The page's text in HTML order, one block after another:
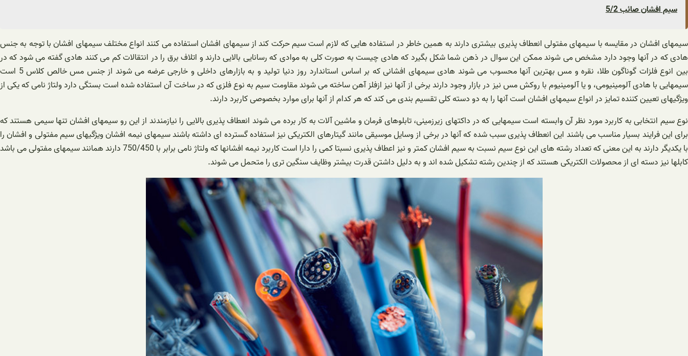
سیم افشان صائب 5/2
سیمهای افشان در مقایسه با سیمهای مفتولی انعطاف پذیری بیشتری دارند به همین خاطر در استفاده هایی که لازم است سیم حرکت کند از سیمهای افشان استفاده می کنند انواع مختلف سیمهای افشان با توجه به جنس
هادی که در آنها وجود دارد مشخص می شوند ممکن این سوال در ذهن شما شکل بگیرد که هادی چیست به صورت کلی به موادی که رسانایی بالایی دارند و اتلاف برق را در انتقالات کم می کنند هادی گفته می شود که در
بین انوع فلزات گوناگون طلا، نقره و مس بهترین آنها محسوب می شوند هادی سیمهای افشانی که بر اساس استاندارد روز دنیا تولید و به بازارهای داخلی و خارجی عرضه می شوند از جنس مس خالص کلاس 5 است
سیمهایی با هادی آلومینیومی، و یا آلومینیوم با روکش مس نیز در بازار وجود دارند برخی از آنها نیز ازفلز آهن ساخته می شوند مقاومت سیم به نوع فلزی که در ساخت آن استفاده شده است بستگی دارد ولتاژ نامی که یکی از
ویژگیهای تعیین کننده تمایز در انواع سیمهای افشان است آنها را به دو دسته کلی تقسیم بندی می کند که هر کدام از آنها برای موارد بخصوصی کاربرد دارند.
نوع سیم انتخابی به کاربرد مورد نظر آن وابسته است سیمهایی که در داکتهای زیرزمینی، تابلوهای فرمان و ماشین آلات به کار برده می شوند انعطاف پذیری بالایی را نیازمندند از این رو سیمهای افشان تنها سیمی هستند که
برای این فرایند بسیار مناسب می باشند این انعطاف پذیری سبب شده که آنها در برخی از وسایل موسیقی مانند گیتارهای الکتریکی نیز استفاده گسترده ای داشته باشند سیمهای نیمه افشان ویژگیهای سیم مفتولی و افشان را
با یکدیگر دارند به این معنی که تعداد رشته های این نوع سیم نسبت به سیم افشان کمتر و نیز اعطاف پذیری نسبتا کمی را دارا است کاربرد نیمه افشانها که ولتاژ نامی برابر با 750/450 دارند همانند سیمهای مفتولی می باشد
کابلها نیز دسته ای از محصولات الکتریکی هستند که از چندین رشته تشکیل شده اند و به دلیل داشتن قدرت بیشتر وظایف سنگین تری را متحمل می شوند.